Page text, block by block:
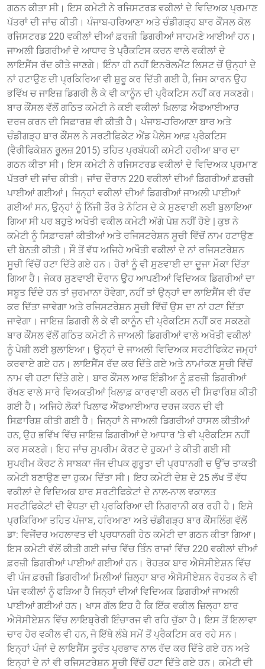
ਗਠਨ ਕੀਤਾ ਸੀ। ਇਸ ਕਮੇਟੀ ਨੇ ਰਜਿਸਟਰਡ ਵਕੀਲਾਂ ਦੇ ਵਿਦਿਅਕ ਪ੍ਰਮਾਣ
ਪੱਤਰਾਂ ਦੀ ਜਾਂਚ ਕੀਤੀ। ਪੰਜਾਬ-ਹਰਿਆਣਾ ਅਤੇ ਚੰਡੀਗੜ੍ਹ ਬਾਰ ਕੌਂਸਲ ਕੋਲ
ਰਜਿਸਟਰਡ 220 ਵਕੀਲਾਂ ਦੀਆਂ ਫ਼ਰਜ਼ੀ ਡਿਗਰੀਆਂ ਸਾਹਮਣੇ ਆਈਆਂ ਹਨ।
ਜਾਅਲੀ ਡਿਗਰੀਆਂ ਦੇ ਆਧਾਰ ਤੇ ਪ੍ਰੈਕਟਿਸ ਕਰਨ ਵਾਲੇ ਵਕੀਲਾਂ ਦੇ
ਲਾਇਸੈਂਸ ਰੱਦ ਕੀਤੇ ਜਾਣਗੇ। ਇੰਨਾ ਹੀ ਨਹੀਂ ਇਨਰੋਲਮੈਂਟ ਲਿਸਟ ਚੋਂ ਉਨ੍ਹਾਂ ਦੇ
ਨਾਂ ਹਟਾਉਣ ਦੀ ਪ੍ਰਕਿਰਿਆ ਵੀ ਸ਼ੁਰੂ ਕਰ ਦਿੱਤੀ ਗਈ ਹੈ, ਜਿਸ ਕਾਰਨ ਉਹ
ਭਵਿੱਖ ਚ ਜਾਇਜ਼ ਡਿਗਰੀ ਲੈ ਕੇ ਵੀ ਕਾਨੂੰਨ ਦੀ ਪ੍ਰੈਕਟਿਸ ਨਹੀਂ ਕਰ ਸਕਣਗੇ।
ਬਾਰ ਕੌਂਸਲ ਵੱਲੋਂ ਗਠਿਤ ਕਮੇਟੀ ਨੇ ਕਈ ਵਕੀਲਾਂ ਖ਼ਿਲਾਫ਼ ਐਫਆਈਆਰ
ਦਰਜ ਕਰਨ ਦੀ ਸਿਫ਼ਾਰਸ਼ ਵੀ ਕੀਤੀ ਹੈ। ਪੰਜਾਬ-ਹਰਿਆਣਾ ਬਾਰ ਅਤੇ
ਚੰਡੀਗੜ੍ਹ ਬਾਰ ਕੌਂਸਲ ਨੇ ਸਰਟੀਫ਼ਿਕੇਟ ਐਂਡ ਪੈਲੇਸ ਆਫ਼ ਪ੍ਰੈਕਟਿਸ
(ਵੈਰੀਫਿਕੇਸ਼ਨ ਰੂਲਜ਼ 2015) ਤਹਿਤ ਪ੍ਰਬੰਧਕੀ ਕਮੇਟੀ ਹਰੀਆ ਬਾਰ ਦਾ
ਗਠਨ ਕੀਤਾ ਸੀ। ਇਸ ਕਮੇਟੀ ਨੇ ਰਜਿਸਟਰਡ ਵਕੀਲਾਂ ਦੇ ਵਿਦਿਅਕ ਪ੍ਰਮਾਣ
ਪੱਤਰਾਂ ਦੀ ਜਾਂਚ ਕੀਤੀ। ਜਾਂਚ ਦੌਰਾਨ 220 ਵਕੀਲਾਂ ਦੀਆਂ ਡਿਗਰੀਆਂ ਫ਼ਰਜ਼ੀ
ਪਾਈਆਂ ਗਈਆਂ। ਜਿਨ੍ਹਾਂ ਵਕੀਲਾਂ ਦੀਆਂ ਡਿਗਰੀਆਂ ਜਾਅਲੀ ਪਾਈਆਂ
ਗਈਆਂ ਸਨ, ਉਨ੍ਹਾਂ ਨੂੰ ਨਿੱਜੀ ਤੌਰ ਤੇ ਨੋਟਿਸ ਦੇ ਕੇ ਸੁਣਵਾਈ ਲਈ ਬੁਲਾਇਆ
ਗਿਆ ਸੀ ਪਰ ਬਹੁਤੇ ਅਖੌਤੀ ਵਕੀਲ ਕਮੇਟੀ ਅੱਗੇ ਪੇਸ਼ ਨਹੀਂ ਹੋਏ | ਕੁਝ ਨੇ
ਕਮੇਟੀ ਨੂੰ ਸਿਫ਼ਾਰਸ਼ਾਂ ਕੀਤੀਆਂ ਅਤੇ ਰਜਿਸਟਰੇਸ਼ਨ ਸੂਚੀ ਵਿੱਚੋਂ ਨਾਮ ਹਟਾਉਣ
ਦੀ ਬੇਨਤੀ ਕੀਤੀ। ਸੌ ਤੋਂ ਵੱਧ ਅਜਿਹੇ ਅਖੌਤੀ ਵਕੀਲਾਂ ਦੇ ਨਾਂ ਰਜਿਸਟਰੇਸ਼ਨ
ਸੂਚੀ ਵਿੱਚੋਂ ਹਟਾ ਦਿੱਤੇ ਗਏ ਹਨ। ਹੋਰਾਂ ਨੂੰ ਵੀ ਸੁਣਵਾਈ ਦਾ ਦੂਜਾ ਮੌਕਾ ਦਿੱਤਾ
ਗਿਆ ਹੈ। ਜੇਕਰ ਸੁਣਵਾਈ ਦੌਰਾਨ ਉਹ ਆਪਣੀਆਂ ਵਿਦਿਅਕ ਡਿਗਰੀਆਂ ਦਾ
ਸਬੂਤ ਦਿੰਦੇ ਹਨ ਤਾਂ ਜੁਰਮਾਨਾ ਹੋਵੇਗਾ, ਨਹੀਂ ਤਾਂ ਉਨ੍ਹਾਂ ਦਾ ਲਾਇਸੈਂਸ ਵੀ ਰੱਦ
ਕਰ ਦਿੱਤਾ ਜਾਵੇਗਾ ਅਤੇ ਰਜਿਸਟਰੇਸ਼ਨ ਸੂਚੀ ਵਿੱਚੋਂ ਉਸ ਦਾ ਨਾਂ ਹਟਾ ਦਿੱਤਾ
ਜਾਵੇਗਾ। ਜਾਇਜ਼ ਡਿਗਰੀ ਲੈ ਕੇ ਵੀ ਕਾਨੂੰਨ ਦੀ ਪ੍ਰੈਕਟਿਸ ਨਹੀਂ ਕਰ ਸਕਣਗੇ
ਬਾਰ ਕੌਂਸਲ ਵੱਲੋਂ ਗਠਿਤ ਕਮੇਟੀ ਨੇ ਜਾਅਲੀ ਡਿਗਰੀਆਂ ਵਾਲੇ ਅਖੌਤੀ ਵਕੀਲਾਂ
ਨੂੰ ਪੇਸ਼ੀ ਲਈ ਬੁਲਾਇਆ। ਉਨ੍ਹਾਂ ਦੇ ਜਾਅਲੀ ਵਿਦਿਅਕ ਸਰਟੀਫਿਕੇਟ ਜਮ੍ਹਾਂ
ਕਰਵਾਏ ਗਏ ਹਨ। ਲਾਇਸੈਂਸ ਰੱਦ ਕਰ ਦਿੱਤੇ ਗਏ ਅਤੇ ਨਾਮਾਂਕਣ ਸੂਚੀ ਵਿੱਚੋਂ
ਨਾਮ ਵੀ ਹਟਾ ਦਿੱਤੇ ਗਏ। ਬਾਰ ਕੌਂਸਲ ਆਫ ਇੰਡੀਆ ਨੂੰ ਫ਼ਰਜ਼ੀ ਡਿਗਰੀਆਂ
ਰੱਖਣ ਵਾਲੇ ਸਾਰੇ ਵਿਅਕਤੀਆਂ ਖਿ਼ਲਾਫ਼ ਕਾਰਵਾਈ ਕਰਨ ਦੀ ਸਿਫਾਰਿਸ਼ ਕੀਤੀ
ਗਈ ਹੈ। ਅਜਿਹੇ ਲੋਕਾਂ ਖਿਲਾਫ ਐੱਫਆਈਆਰ ਦਰਜ ਕਰਨ ਦੀ ਵੀ
ਸਿਫ਼ਾਰਿਸ਼ ਕੀਤੀ ਗਈ ਹੈ। ਜਿਨ੍ਹਾਂ ਨੇ ਜਾਅਲੀ ਡਿਗਰੀਆਂ ਹਾਸਲ ਕੀਤੀਆਂ
ਹਨ, ਉਹ ਭਵਿੱਖ ਵਿੱਚ ਜਾਇਜ਼ ਡਿਗਰੀਆਂ ਦੇ ਆਧਾਰ ’ਤੇ ਵੀ ਪ੍ਰੈਕਟਿਸ ਨਹੀਂ
ਕਰ ਸਕਣਗੇ। ਇਹ ਜਾਂਚ ਸੁਪਰੀਮ ਕੋਰਟ ਦੇ ਹੁਕਮਾਂ ਤੇ ਕੀਤੀ ਗਈ ਸੀ
ਸੁਪਰੀਮ ਕੋਰਟ ਨੇ ਸਾਬਕਾ ਜੱਜ ਦੀਪਕ ਗੁਰੂਤਾ ਦੀ ਪ੍ਰਧਾਨਗੀ ਚ ਉੱਚ ਤਾਕਤੀ
ਕਮੇਟੀ ਬਣਾਉਣ ਦਾ ਹੁਕਮ ਦਿੱਤਾ ਸੀ। ਇਹ ਕਮੇਟੀ ਦੇਸ਼ ਦੇ 25 ਲੱਖ ਤੋਂ ਵੱਧ
ਵਕੀਲਾਂ ਦੇ ਵਿਦਿਅਕ ਬਾਰ ਸਰਟੀਫਿਕੇਟਾਂ ਦੇ ਨਾਲ-ਨਾਲ ਵਕਾਲਤ
ਸਰਟੀਫਿਕੇਟਾਂ ਦੀ ਵੈਧਤਾ ਦੀ ਪ੍ਰਕਿਰਿਆ ਦੀ ਨਿਗਰਾਨੀ ਕਰ ਰਹੀ ਹੈ। ਇਸੇ
ਪ੍ਰਕਿਰਿਆ ਤਹਿਤ ਪੰਜਾਬ, ਹਰਿਆਣਾ ਅਤੇ ਚੰਡੀਗੜ੍ਹ ਬਾਰ ਕੌਂਸਲਿੰਗ ਵੱਲੋਂ
ਡਾ: ਵਿਜੇਂਦਰ ਅਹਲਾਵਤ ਦੀ ਪ੍ਰਧਾਨਗੀ ਹੇਠ ਕਮੇਟੀ ਦਾ ਗਠਨ ਕੀਤਾ ਗਿਆ।
ਇਸ ਕਮੇਟੀ ਵੱਲੋਂ ਕੀਤੀ ਗਈ ਜਾਂਚ ਵਿੱਚ ਤਿੰਨ ਰਾਜਾਂ ਵਿੱਚ 220 ਵਕੀਲਾਂ ਦੀਆਂ
ਫ਼ਰਜ਼ੀ ਡਿਗਰੀਆਂ ਪਾਈਆਂ ਗਈਆਂ ਹਨ। ਰੋਹਤਕ ਬਾਰ ਐਸੋਸੀਏਸ਼ਨ ਵਿੱਚ
ਵੀ ਪੰਜ ਫ਼ਰਜ਼ੀ ਡਿਗਰੀਆਂ ਮਿਲੀਆਂ ਜ਼ਿਲ੍ਹਾ ਬਾਰ ਐਸੋਸੀਏਸ਼ਨ ਰੋਹਤਕ ਨੇ ਵੀ
ਪੰਜ ਵਕੀਲਾਂ ਨੂੰ ਫੜਿਆ ਹੈ ਜਿਨ੍ਹਾਂ ਦੀਆਂ ਵਿਦਿਅਕ ਡਿਗਰੀਆਂ ਜਾਅਲੀ
ਪਾਈਆਂ ਗਈਆਂ ਹਨ। ਖਾਸ ਗੱਲ ਇਹ ਹੈ ਕਿ ਇੱਕ ਵਕੀਲ ਜ਼ਿਲ੍ਹਾ ਬਾਰ
ਐਸੋਸੀਏਸ਼ਨ ਵਿੱਚ ਲਾਇਬ੍ਰੇਰੀ ਇੰਚਾਰਜ ਵੀ ਰਹਿ ਚੁੱਕਾ ਹੈ। ਇਸ ਤੋਂ ਇਲਾਵਾ
ਚਾਰ ਹੋਰ ਵਕੀਲ ਵੀ ਹਨ, ਜੋ ਇੱਥੇ ਲੰਬੇ ਸਮੇਂ ਤੋਂ ਪ੍ਰੈਕਟਿਸ ਕਰ ਰਹੇ ਸਨ।
ਇਨ੍ਹਾਂ ਪੰਜਾਂ ਦੇ ਲਾਇਸੈਂਸ ਤੁਰੰਤ ਪ੍ਰਭਾਵ ਨਾਲ ਰੱਦ ਕਰ ਦਿੱਤੇ ਗਏ ਹਨ ਅਤੇ
ਇਨ੍ਹਾਂ ਦੇ ਨਾਂ ਵੀ ਰਜਿਸਟਰੇਸ਼ਨ ਸੂਚੀ ਵਿੱਚੋਂ ਹਟਾ ਦਿੱਤੇ ਗਏ ਹਨ। ਕਮੇਟੀ ਦੀ